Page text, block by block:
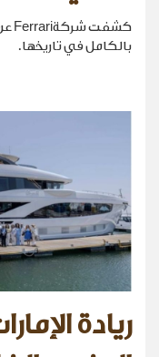
بالكامل في تاريخها.
ريادة